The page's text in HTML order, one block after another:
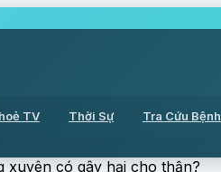
TV Thời Sự Tra Cứu Bệnh
xuyên có gây hại cho thận?